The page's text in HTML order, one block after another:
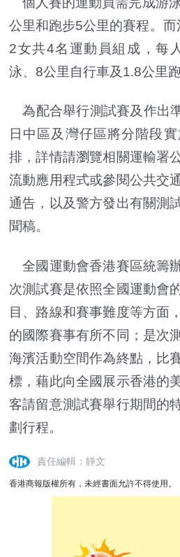
公里和跑步5公里的賽程。
2女共4名運動員組成，每
泳、8公里自行車及1.8公里跑
為配合舉行測試賽及作出
日中區及灣仔區將分階段
排，詳情請瀏覽相關運輸署
流動應用程式或參閱公共交
通告，以及警方發出有關測
聞稿。
全國運動會香港賽區統籌
次測試賽是依照全國運動會
目、路線和賽事難度等方面
的國際賽事有所不同；是次
海濱活動空間作為終點，比
標，藉此向全國展示香港的
客請留意測試賽舉行期間的
劃行程。
責任編輯：靜文
香港商報版權所有，未經書面允許不得使用。